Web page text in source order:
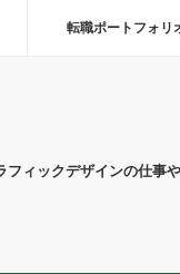
転職ポートフォリ
フィックデザインの仕事